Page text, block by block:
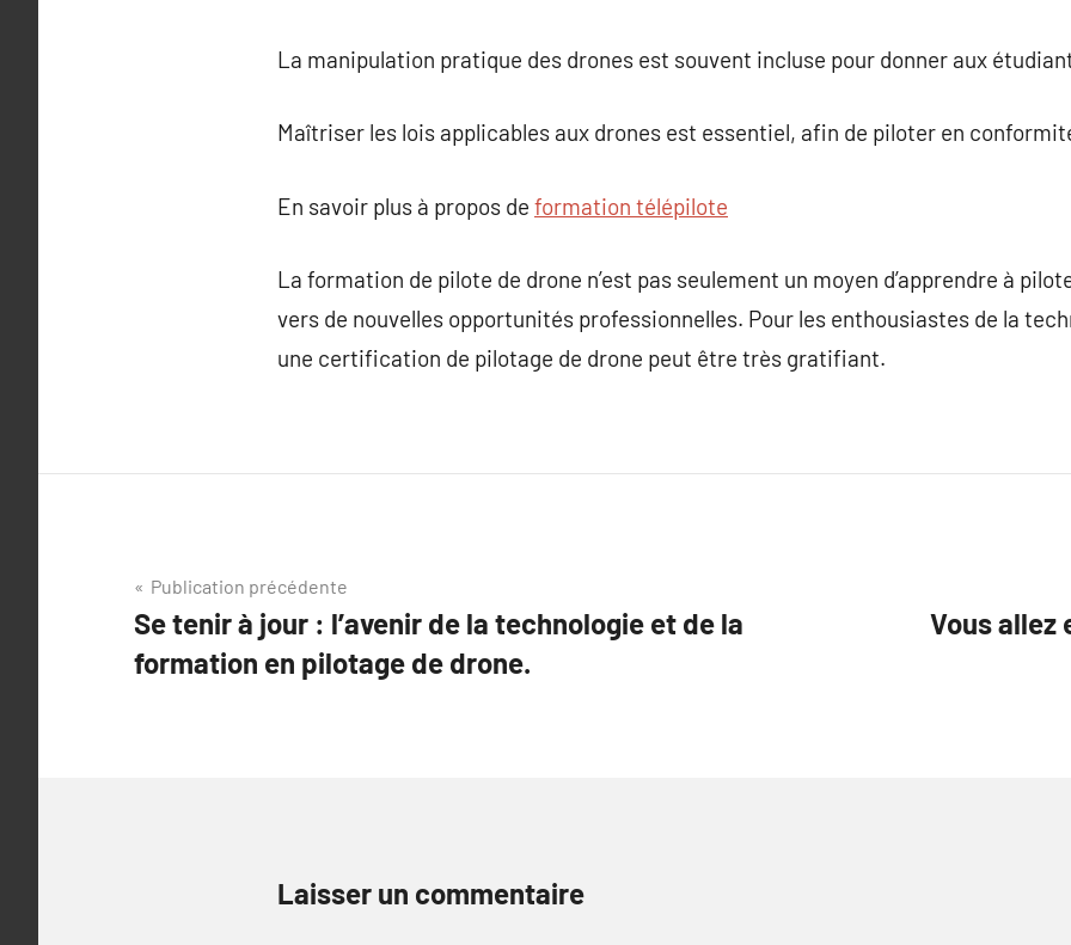
La manipulation pratique des drones est souvent incluse pour donner aux
Maîtriser les lois applicables aux drones est essentiel, afin de piloter en
En savoir plus à propos de formation télépilote
La formation de pilote de drone n’est pas seulement un moyen d’apprendre à
vers de nouvelles opportunités professionnelles. Pour les enthousiastes de la
une certification de pilotage de drone peut être très gratifiant.
Navigation
de
l’article
Publication précédente
Se tenir à jour : l’avenir de la technologie et de la
formation en pilotage de drone.
Vous allez
Laisser un commentaire